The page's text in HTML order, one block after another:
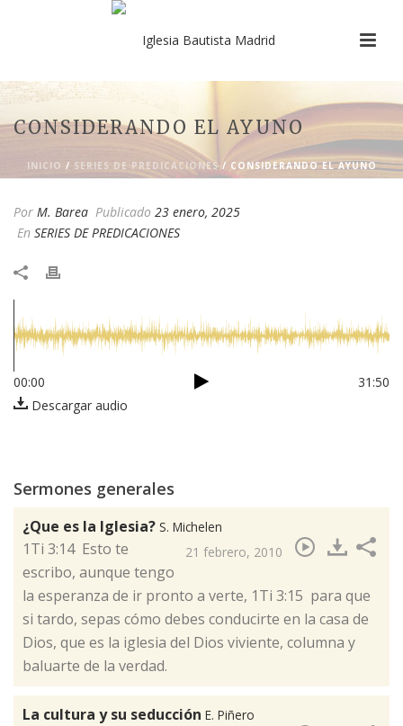
CONSIDERANDO EL AYUNO
INICIO / SERIES DE PREDICACIONES/ CONSIDERANDO EL AYUNO
Por M. Barea Publicado 23 enero, 2025
En SERIES DE PREDICACIONES
00:00
31:50
Descargar audio
Sermones generales
¿Que es la Iglesia? S. Michelen
21 febrero, 2010
​1Ti 3:14 Esto te
escribo, aunque tengo
la esperanza de ir pronto a verte, 1Ti 3:15 para que
si tardo, sepas cómo debes conducirte en la casa de
Dios, que es la iglesia del Dios viviente, columna y
baluarte de la verdad.
La cultura y su seducción E. Piñero